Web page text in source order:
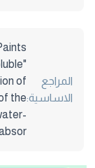
المراجع
الاساسية:
of
the